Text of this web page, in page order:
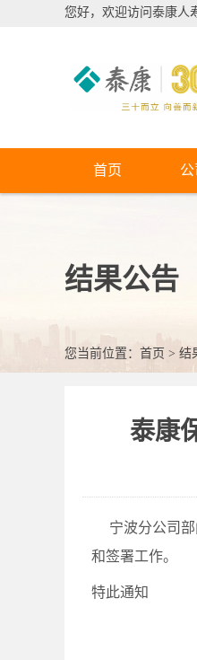
您好，欢迎访问泰康人
首页
结果公告
您当前位置： 首页 > 结
泰康
宁波分公司部
和签署工作。
特此通知